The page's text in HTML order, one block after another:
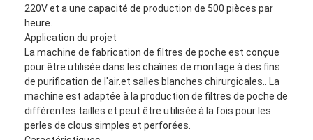
Filtre à manches de la poussière
Origami pliant la machine
machine piquante ultrasonique
Filtre à air
220V et a une capacité de production de 500 pièces par
heure.
Application du projet
La machine de fabrication de filtres de poche est conçue
pour être utilisée dans les chaînes de montage à des fins
de purification de l'air.et salles blanches chirurgicales.. La
machine est adaptée à la production de filtres de poche de
différentes tailles et peut être utilisée à la fois pour les
perles de clous simples et perforées.